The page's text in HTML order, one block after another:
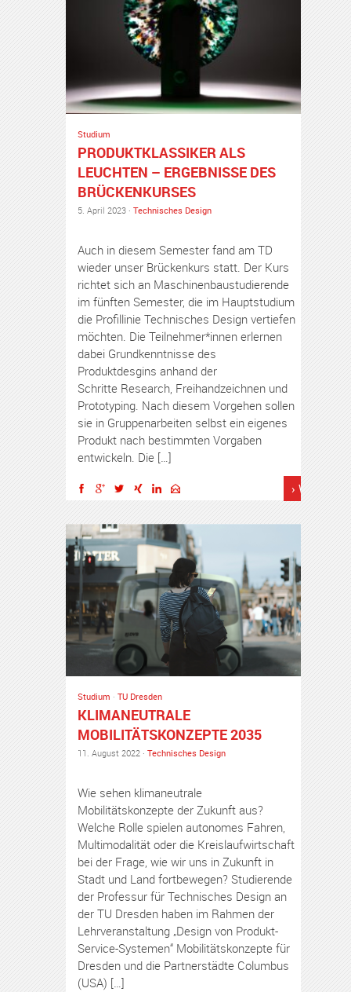
Studium
PRODUKTKLASSIKER ALS
LEUCHTEN – ERGEBNISSE DES
BRÜCKENKURSES
5. April 2023 · Technisches Design
Auch in diesem Semester fand am TD
wieder unser Brückenkurs statt. Der Kurs
richtet sich an Maschinenbaustudierende
im fünften Semester, die im Hauptstudium
die Profillinie Technisches Design vertiefen
möchten. Die Teilnehmer*innen erlernen
dabei Grundkenntnisse des
Produktdesgins anhand der
Schritte Research, Freihandzeichnen und
Prototyping. Nach diesem Vorgehen sollen
sie in Gruppenarbeiten selbst ein eigenes
Produkt nach bestimmten Vorgaben
entwickeln. Die […]
›
Studium · TU Dresden
KLIMANEUTRALE
MOBILITÄTSKONZEPTE 2035
11. August 2022 · Technisches Design
Wie sehen klimaneutrale
Mobilitätskonzepte der Zukunft aus?
Welche Rolle spielen autonomes Fahren,
Multimodalität oder die Kreislaufwirtschaft
bei der Frage, wie wir uns in Zukunft in
Stadt und Land fortbewegen? Studierende
der Professur für Technisches Design an
der TU Dresden haben im Rahmen der
Lehrveranstaltung „Design von Produkt-
Service-Systemen“ Mobilitätskonzepte für
Dresden und die Partnerstädte Columbus
(USA) […]